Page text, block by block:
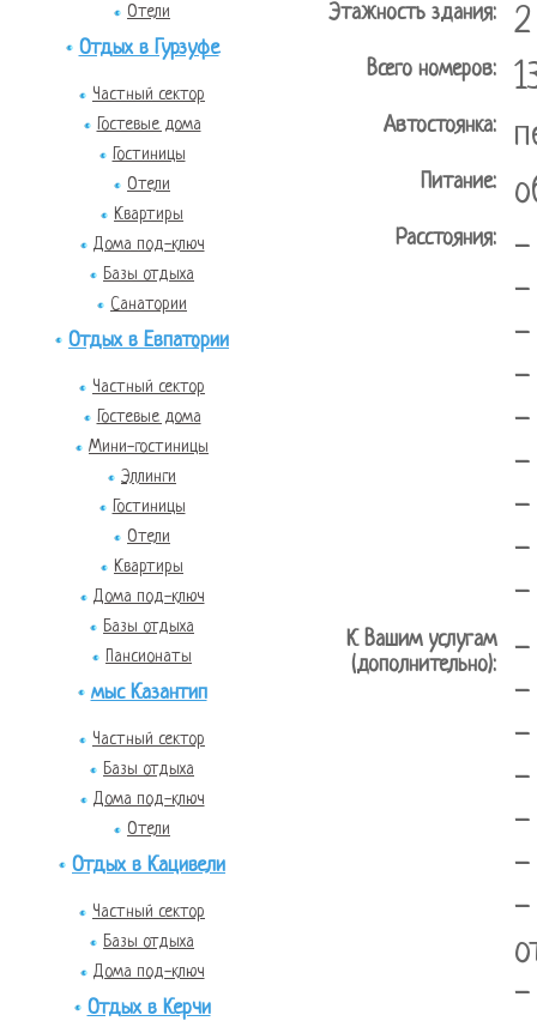
Отели
Отдых в Гурзуфе
Частный сектор
Гостевые дома
Гостиницы
Отели
Квартиры
Дома под-ключ
Базы отдыха
Санатории
Отдых в Евпатории
Частный сектор
Гостевые дома
Мини-гостиницы
Эллинги
Гостиницы
Отели
Квартиры
Дома под-ключ
Базы отдыха
Пансионаты
мыс Казантип
Частный сектор
Базы отдыха
Дома под-ключ
Отели
Отдых в Кацивели
Частный сектор
Базы отдыха
Дома под-ключ
Отдых в Керчи
Этажность здания: 2
Всего номеров:
Автостоянка:
Питание:
Расстояния:
-
-
-
-
-
-
-
-
-
К Вашим услугам
(дополнительно):
-
-
-
-
-
-
-
-